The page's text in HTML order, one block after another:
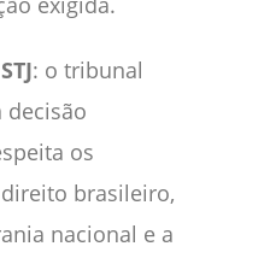
: o tribunal
decisão
os
brasileiro,
nacional e a